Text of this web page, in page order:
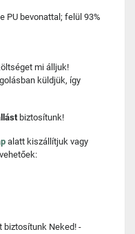
PU bevonattal; felül 93%
mi álljuk!
küldjük, így
biztosítunk!
alatt kiszállítjuk vagy
biztosítunk Neked! -